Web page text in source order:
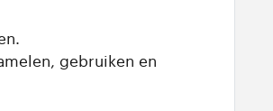
gebruiken en